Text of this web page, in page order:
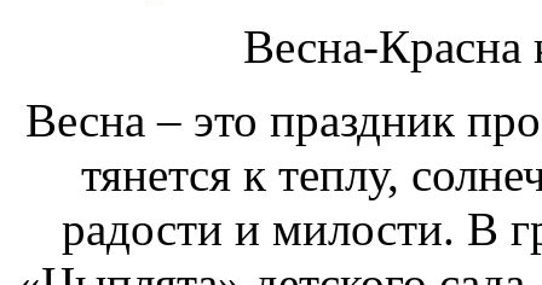
Весна-
Весна – это праздник
тянется к теплу,
радости и милости. В